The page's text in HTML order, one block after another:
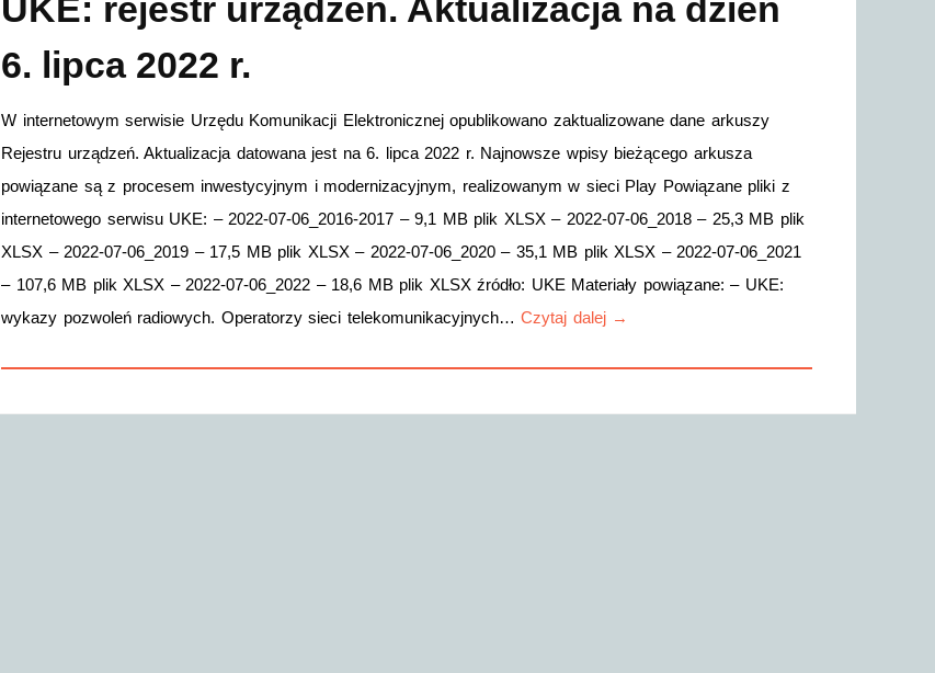
UKE: rejestr urządzeń. Aktualizacja na dzień
6. lipca 2022 r.
W internetowym serwisie Urzędu Komunikacji Elektronicznej opublikowano zaktualizowane dane arkuszy
Rejestru urządzeń. Aktualizacja datowana jest na 6. lipca 2022 r. Najnowsze wpisy bieżącego arkusza
powiązane są z procesem inwestycyjnym i modernizacyjnym, realizowanym w sieci Play Powiązane pliki z
internetowego serwisu UKE: – 2022-07-06_2016-2017 – 9,1 MB plik XLSX – 2022-07-06_2018 – 25,3 MB plik
XLSX – 2022-07-06_2019 – 17,5 MB plik XLSX – 2022-07-06_2020 – 35,1 MB plik XLSX – 2022-07-06_2021
– 107,6 MB plik XLSX – 2022-07-06_2022 – 18,6 MB plik XLSX źródło: UKE Materiały powiązane: – UKE:
wykazy pozwoleń radiowych. Operatorzy sieci telekomunikacyjnych… Czytaj dalej →